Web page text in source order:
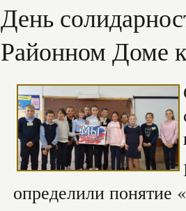
День
Районном Доме
определили понятие